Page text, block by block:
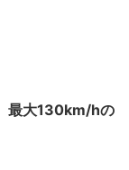
最大130km/hの